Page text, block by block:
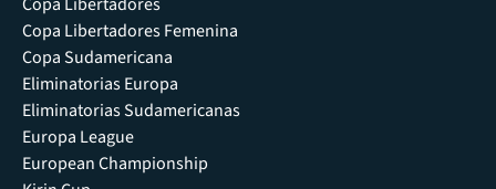
Copa Libertadores Femenina
Copa Sudamericana
Eliminatorias Europa
Eliminatorias Sudamericanas
Europa League
European Championship